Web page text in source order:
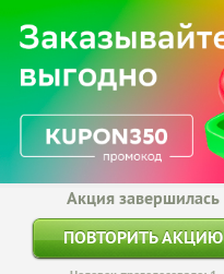
Акция завершилась
ПОВТОРИТЬ АКЦИЮ